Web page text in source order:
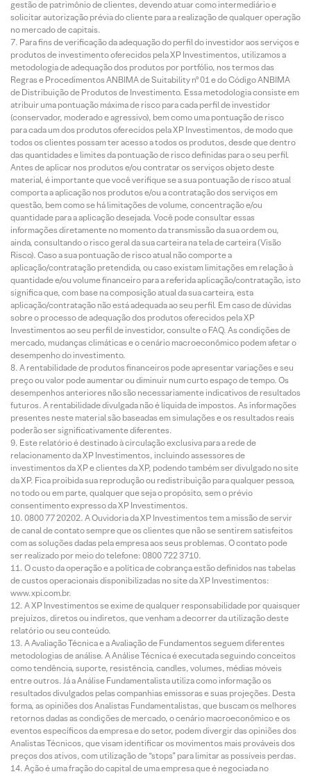
gestão de patrimônio de clientes, devendo atuar como intermediário e
solicitar autorização prévia do cliente para a realização de qualquer operação
no mercado de capitais.
Para fins de verificação da adequação do perfil do investidor aos serviços e
produtos de investimento oferecidos pela XP Investimentos, utilizamos a
metodologia de adequação dos produtos por portfólio, nos termos das
Regras e Procedimentos ANBIMA de Suitability nº 01 e do Código ANBIMA
de Distribuição de Produtos de Investimento. Essa metodologia consiste em
atribuir uma pontuação máxima de risco para cada perfil de investidor
(conservador, moderado e agressivo), bem como uma pontuação de risco
para cada um dos produtos oferecidos pela XP Investimentos, de modo que
todos os clientes possam ter acesso a todos os produtos, desde que dentro
das quantidades e limites da pontuação de risco definidas para o seu perfil.
Antes de aplicar nos produtos e/ou contratar os serviços objeto deste
material, é importante que você verifique se a sua pontuação de risco atual
comporta a aplicação nos produtos e/ou a contratação dos serviços em
questão, bem como se há limitações de volume, concentração e/ou
quantidade para a aplicação desejada. Você pode consultar essas
informações diretamente no momento da transmissão da sua ordem ou,
ainda, consultando o risco geral da sua carteira na tela de carteira (Visão
Risco). Caso a sua pontuação de risco atual não comporte a
aplicação/contratação pretendida, ou caso existam limitações em relação à
quantidade e/ou volume financeiro para a referida aplicação/contratação, isto
significa que, com base na composição atual da sua carteira, esta
aplicação/contratação não está adequada ao seu perfil. Em caso de dúvidas
sobre o processo de adequação dos produtos oferecidos pela XP
Investimentos ao seu perfil de investidor, consulte o FAQ. As condições de
mercado, mudanças climáticas e o cenário macroeconômico podem afetar o
desempenho do investimento.
A rentabilidade de produtos financeiros pode apresentar variações e seu
preço ou valor pode aumentar ou diminuir num curto espaço de tempo. Os
desempenhos anteriores não são necessariamente indicativos de resultados
futuros. A rentabilidade divulgada não é líquida de impostos. As informações
presentes neste material são baseadas em simulações e os resultados reais
poderão ser significativamente diferentes.
Este relatório é destinado à circulação exclusiva para a rede de
relacionamento da XP Investimentos, incluindo assessores de
investimentos da XP e clientes da XP, podendo também ser divulgado no site
da XP. Fica proibida sua reprodução ou redistribuição para qualquer pessoa,
no todo ou em parte, qualquer que seja o propósito, sem o prévio
consentimento expresso da XP Investimentos.
0800 77 20202. A Ouvidoria da XP Investimentos tem a missão de servir
de canal de contato sempre que os clientes que não se sentirem satisfeitos
com as soluções dadas pela empresa aos seus problemas. O contato pode
ser realizado por meio do telefone: 0800 722 3710.
O custo da operação e a política de cobrança estão definidos nas tabelas
de custos operacionais disponibilizadas no site da XP Investimentos:
www.xpi.com.br.
A XP Investimentos se exime de qualquer responsabilidade por quaisquer
prejuízos, diretos ou indiretos, que venham a decorrer da utilização deste
relatório ou seu conteúdo.
A Avaliação Técnica e a Avaliação de Fundamentos seguem diferentes
metodologias de análise. A Análise Técnica é executada seguindo conceitos
como tendência, suporte, resistência, candles, volumes, médias móveis
entre outros. Já a Análise Fundamentalista utiliza como informação os
resultados divulgados pelas companhias emissoras e suas projeções. Desta
forma, as opiniões dos Analistas Fundamentalistas, que buscam os melhores
retornos dadas as condições de mercado, o cenário macroeconômico e os
eventos específicos da empresa e do setor, podem divergir das opiniões dos
Analistas Técnicos, que visam identificar os movimentos mais prováveis dos
preços dos ativos, com utilização de “stops” para limitar as possíveis perdas.
Ação é uma fração do capital de uma empresa que é negociada no